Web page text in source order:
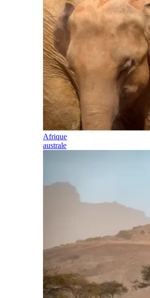
Afrique
australe